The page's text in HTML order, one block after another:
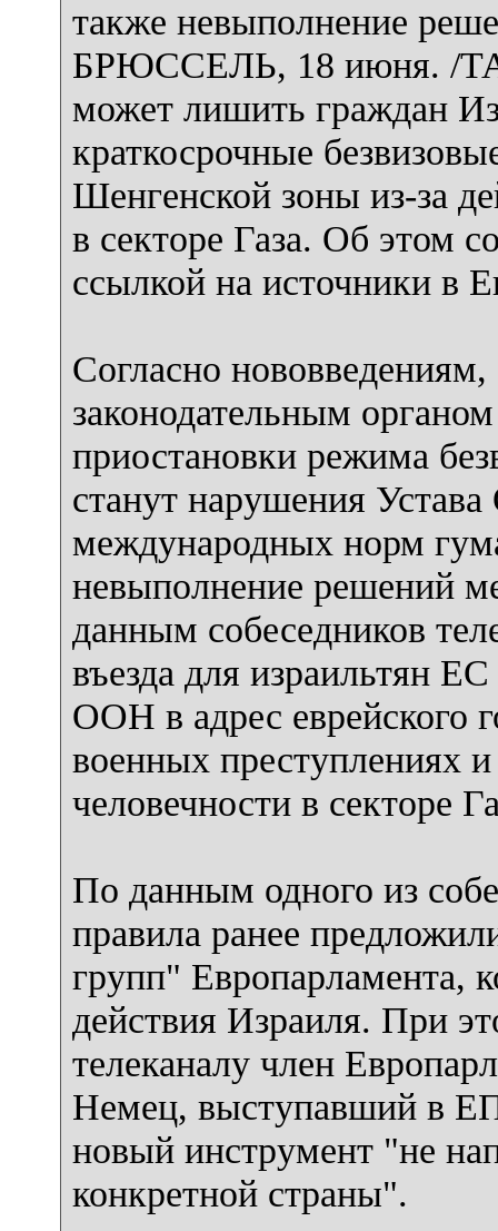
также невыполнение
БРЮССЕЛЬ, 18 июня. /
может лишить граждан
краткосрочные
Шенгенской зоны из-за
в секторе Газа. Об этом
ссылкой на источники в
Согласно
законодательным
приостановки режима
станут нарушения
международных норм
невыполнение решений
данным собеседников
въезда для израильтян
ООН в адрес еврейского
военных преступлениях
человечности в секторе
По данным одного из
правила ранее
групп" Европарламента,
действия Израиля. При
телеканалу член
Немец, выступавший в
новый инструмент "не
конкретной страны".